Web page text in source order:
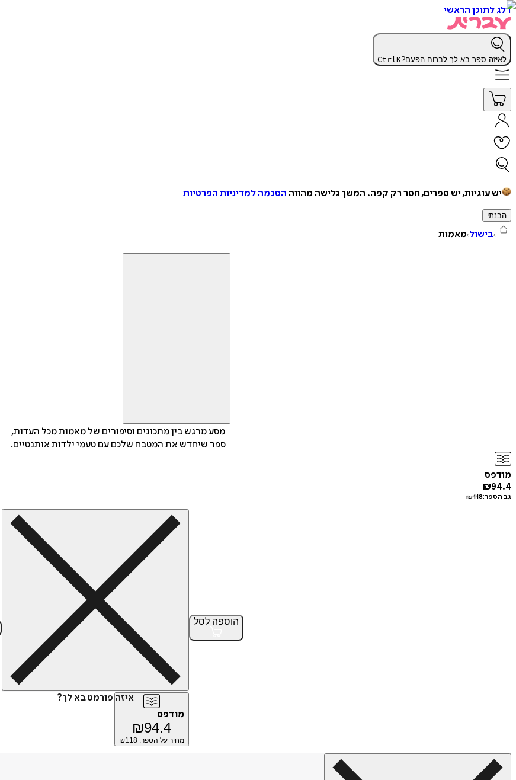
דלג לתוכן הראשי
לאיזה ספר בא לך לברוח הפעם? CtrlK
יש עוגיות, יש ספרים, חסר רק קפה. המשך גלישה מהווה הסכמה למדיניות הפרטיות
הבנתי
בישול מאמות
מסע מרגש בין מתכונים וסיפורים של מאמות מכל העדות,
ספר שיחדש את המטבח שלכם עם טעמי ילדות אותנטיים.
מודפס
₪94.4
גב הספר: ₪118
הוספה לסל
איזה פורמט בא לך?
מודפס
₪94.4
מחיר על הספר: ₪118